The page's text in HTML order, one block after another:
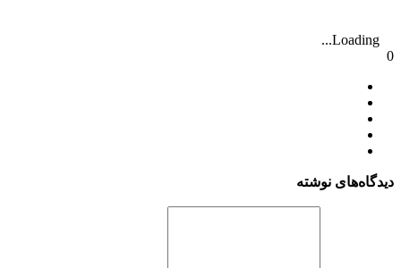
Loading...
0
دیدگاه‌های نوشته